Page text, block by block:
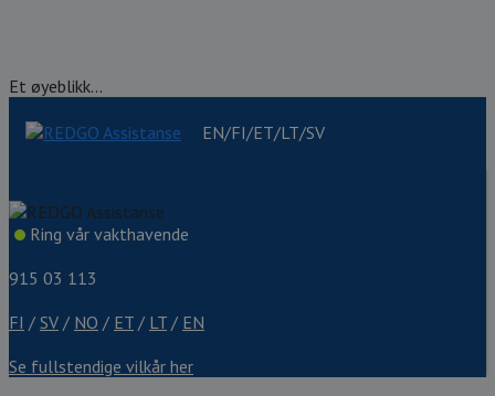
Et øyeblikk...
EN/FI/ET/LT/SV
Ring vår vakthavende
915 03 113
FI / SV / NO / ET / LT / EN
Se fullstendige vilkår her